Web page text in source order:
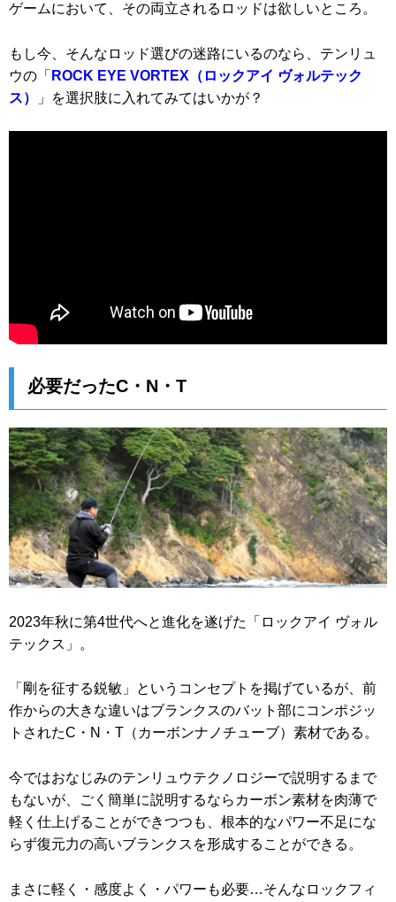
ゲームにおいて、その両立されるロッドは欲しいところ。
もし今、そんなロッド選びの迷路にいるのなら、テンリュ
ウの「 ROCK EYE VORTEX（ロックアイ ヴォルテック
ス）
」を選択肢に入れてみてはいかが？
必要だったC・N・T
2023年秋に第4世代へと進化を遂げた「ロックアイ ヴォル
テックス」。
「剛を征する鋭敏」というコンセプトを掲げているが、前
作からの大きな違いはブランクスのバット部にコンポジッ
トされたC・N・T（カーボンナノチューブ）素材である。
今ではおなじみのテンリュウテクノロジーで説明するまで
もないが、ごく簡単に説明するならカーボン素材を肉薄で
軽く仕上げることができつつも、根本的なパワー不足にな
らず復元力の高いブランクスを形成することができる。
まさに軽く・感度よく・パワーも必要…そんなロックフィ